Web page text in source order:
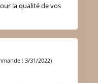
la qualité de vos
: 3/31/2022)